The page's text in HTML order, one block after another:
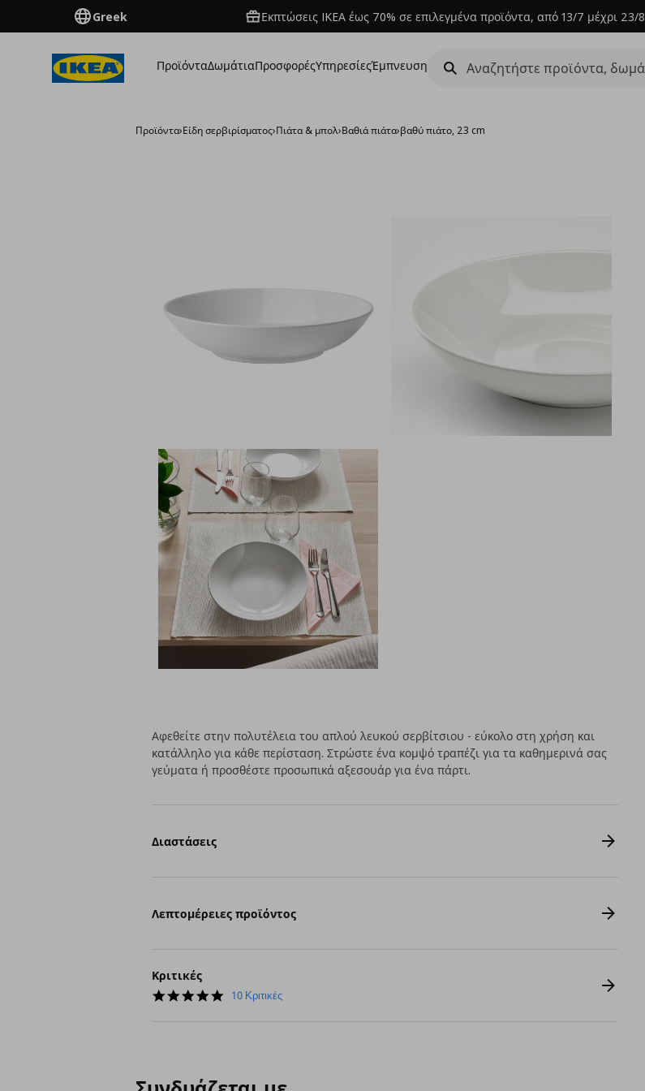
Greek Εκπτώσεις IKEA έως 70% σε επιλεγμένα προϊόντα, από 13/7 μέχρι 23/8
ΠροϊόνταΔωμάτιαΠροσφορέςΥπηρεσίεςΈμπνευση
Προϊόντα›Είδη σερβιρίσματος›Πιάτα & μπολ›Βαθιά πιάτα›βαθύ πιάτο, 23 cm
Αφεθείτε στην πολυτέλεια του απλού λευκού σερβίτσιου - εύκολο στη χρήση και
κατάλληλο για κάθε περίσταση. Στρώστε ένα κομψό τραπέζι για τα καθημερινά σας
γεύματα ή προσθέστε προσωπικά αξεσουάρ για ένα πάρτι.
Διαστάσεις
Λεπτομέρειες προϊόντος
Κριτικές
5.0
10 Κριτικές